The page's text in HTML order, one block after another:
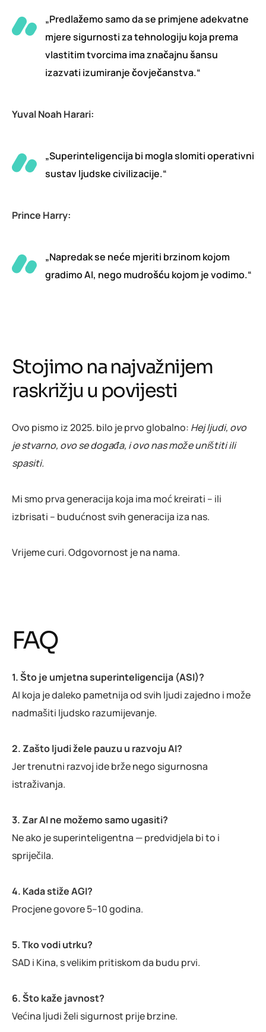
„Predlažemo samo da se primjene adekvatne
mjere sigurnosti za tehnologiju koja prema
vlastitim tvorcima ima značajnu šansu
izazvati izumiranje čovječanstva.“
Yuval Noah Harari:
„Superinteligencija bi mogla slomiti operativni
sustav ljudske civilizacije.“
Prince Harry:
„Napredak se neće mjeriti brzinom kojom
gradimo AI, nego mudrošću kojom je vodimo.“
Stojimo na najvažnijem
raskrižju u povijesti
Ovo pismo iz 2025. bilo je prvo globalno: Hej ljudi, ovo
je stvarno, ovo se događa, i ovo nas može uništiti ili
spasiti.
Mi smo prva generacija koja ima moć kreirati – ili
izbrisati – budućnost svih generacija iza nas.
Vrijeme curi. Odgovornost je na nama.
FAQ
1. Što je umjetna superinteligencija (ASI)?
AI koja je daleko pametnija od svih ljudi zajedno i može
nadmašiti ljudsko razumijevanje.
2. Zašto ljudi žele pauzu u razvoju AI?
Jer trenutni razvoj ide brže nego sigurnosna
istraživanja.
3. Zar AI ne možemo samo ugasiti?
Ne ako je superinteligentna — predvidjela bi to i
spriječila.
4. Kada stiže AGI?
Procjene govore 5–10 godina.
5. Tko vodi utrku?
SAD i Kina, s velikim pritiskom da budu prvi.
6. Što kaže javnost?
Većina ljudi želi sigurnost prije brzine.